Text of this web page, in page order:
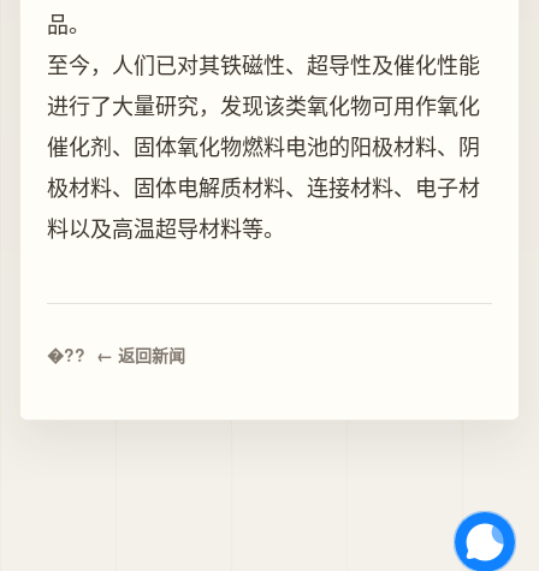
品。
至今，人们已对其铁磁性、超导性及催化性能
进行了大量研究，发现该类氧化物可用作氧化
催化剂、固体氧化物燃料电池的阳极材料、阴
极材料、固体电解质材料、连接材料、电子材
料以及高温超导材料等。
← 返回新闻